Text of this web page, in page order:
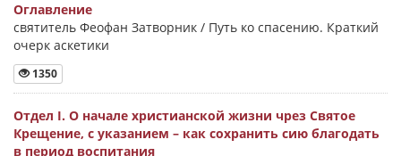
Оглавление
святитель Феофан Затворник / Путь ко спасению. Краткий
очерк аскетики
1350
Отдел I. О начале христианской жизни чрез Святое
Крещение, с указанием – как сохранить сию благодать
в период воспитания